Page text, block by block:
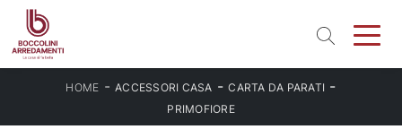
HOME -ACCESSORI CASA -CARTA DA PARATI -
PRIMOFIORE